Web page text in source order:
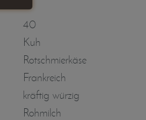
40
Kuh
Rotschmierkäse
Frankreich
kräftig würzig
Rohmilch